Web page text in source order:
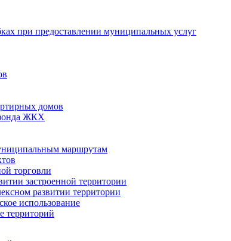
при предоставлении муниципальных услуг
домов
ЖКХ
маршрутам
торговли
застроенной территории
развитии территории
использование
территорий